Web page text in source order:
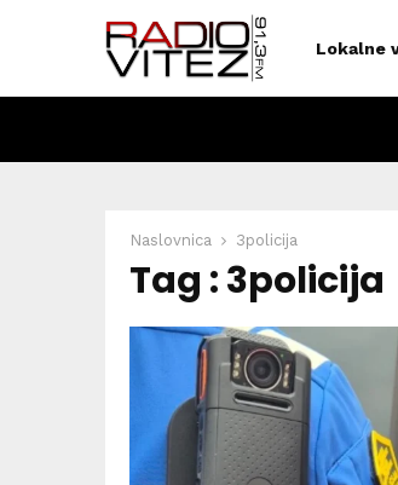
Lokalne
Naslovnica 3policija
Tag : 3policija